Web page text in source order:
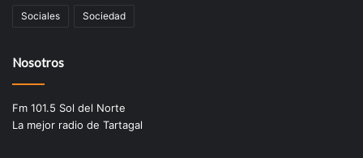
Sociales Sociedad
Nosotros
Fm 101.5 Sol del Norte
La mejor radio de Tartagal